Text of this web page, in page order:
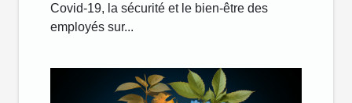
Covid-19, la sécurité et le bien-être des
employés sur...